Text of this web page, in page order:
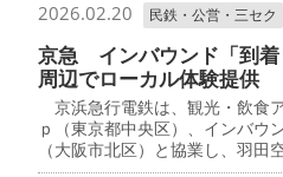
2026.02.20 民鉄・公営・三セク
京急 インバウンド「到
周辺でローカル体験提供
京浜急行電鉄は、観光・飲食
ｐ（東京都中央区）、インバウ
（大阪市北区）と協業し、羽田